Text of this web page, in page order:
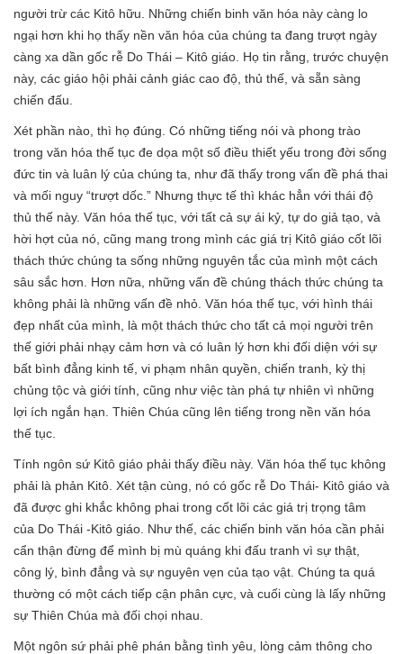
người trừ các Kitô hữu. Những chiến binh văn hóa này càng lo
ngại hơn khi họ thấy nền văn hóa của chúng ta đang trượt ngày
càng xa dần gốc rễ Do Thái – Kitô giáo. Họ tin rằng, trước chuyện
này, các giáo hội phải cảnh giác cao độ, thủ thế, và sẵn sàng
chiến đấu.
Xét phần nào, thì họ đúng. Có những tiếng nói và phong trào
trong văn hóa thế tục đe dọa một số điều thiết yếu trong đời sống
đức tin và luân lý của chúng ta, như đã thấy trong vấn đề phá thai
và mối nguy “trượt dốc.” Nhưng thực tế thì khác hẳn với thái độ
thủ thế này. Văn hóa thế tục, với tất cả sự ái kỷ, tự do giả tạo, và
hời hợt của nó, cũng mang trong mình các giá trị Kitô giáo cốt lõi
thách thức chúng ta sống những nguyên tắc của mình một cách
sâu sắc hơn. Hơn nữa, những vấn đề chúng thách thức chúng ta
không phải là những vấn đề nhỏ. Văn hóa thế tục, với hình thái
đẹp nhất của mình, là một thách thức cho tất cả mọi người trên
thế giới phải nhạy cảm hơn và có luân lý hơn khi đối diện với sự
bất bình đẳng kinh tế, vi phạm nhân quyền, chiến tranh, kỳ thị
chủng tộc và giới tính, cũng như việc tàn phá tự nhiên vì những
lợi ích ngắn hạn. Thiên Chúa cũng lên tiếng trong nền văn hóa
thế tục.
Tính ngôn sứ Kitô giáo phải thấy điều này. Văn hóa thế tục không
phải là phản Kitô. Xét tận cùng, nó có gốc rễ Do Thái- Kitô giáo và
đã được ghi khắc không phai trong cốt lõi các giá trị trọng tâm
của Do Thái -Kitô giáo. Như thế, các chiến binh văn hóa cần phải
cẩn thận đừng để mình bị mù quáng khi đấu tranh vì sự thật,
công lý, bình đẳng và sự nguyên vẹn của tạo vật. Chúng ta quá
thường có một cách tiếp cận phân cực, và cuối cùng là lấy những
sự Thiên Chúa mà đối chọi nhau.
Một ngôn sứ phải phê phán bằng tình yêu, lòng cảm thông cho